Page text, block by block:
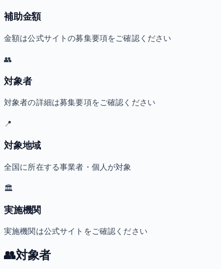
補助金額
金額は公式サイトの募集要項をご確認ください
👥
対象者
対象者の詳細は募集要項をご確認ください
📍
対象地域
全国に所在する事業者・個人が対象
🏛️
実施機関
実施機関は公式サイトをご確認ください
👥対象者